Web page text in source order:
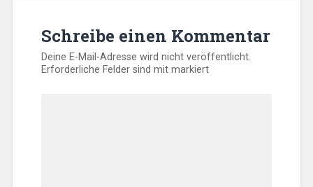
Schreibe einen Kommentar
Deine E-Mail-Adresse wird nicht veröffentlicht.
Erforderliche Felder sind mitmarkiert